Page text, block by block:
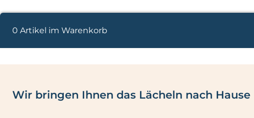
0 Artikel im Warenkorb
Wir bringen Ihnen das Lächeln nach Hause